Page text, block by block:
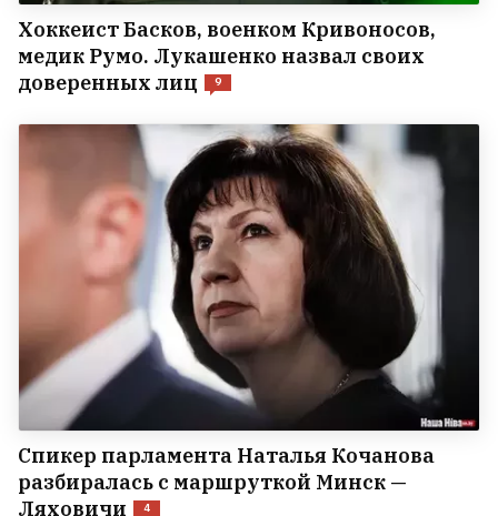
Хоккеист Басков, военком Кривоносов,
медик Румо. Лукашенко назвал своих
доверенных лиц
9
Спикер парламента Наталья Кочанова
разбиралась с маршруткой Минск —
Ляховичи
4